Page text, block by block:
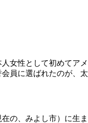
女性として初めてアメ
員に選ばれたのが、太
の、みよし市）に生ま